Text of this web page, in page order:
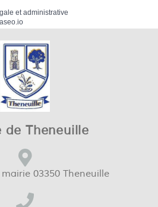
et administrative
de Theneuille
03350 Theneuille